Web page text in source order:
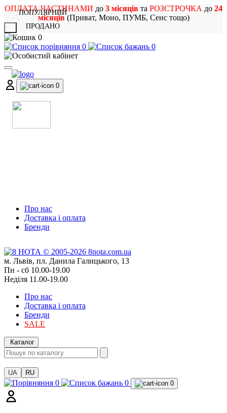
ОПЛАТА ЧАСТИНАМИ до 3 місяців та РОЗСТРОЧКА до 24
місяців(Приват, Моно, ПУМБ, Сенс тощо)
0
0
0
0
Про нас
Доставка і оплата
Бренди
м. Львів, пл. Данила Галицького, 13
Пн - сб 10.00-19.00
Неділя 11.00-19.00
Про нас
Доставка і оплата
Бренди
SALE
Каталог
UA RU
0 0 0
ПОПУЛЯРНИЙ
ПРОДАНО